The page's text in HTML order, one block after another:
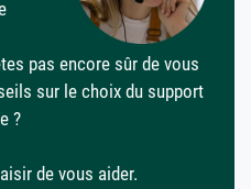
pas encore sûr de vous
sur le choix du support
?
de vous aider.